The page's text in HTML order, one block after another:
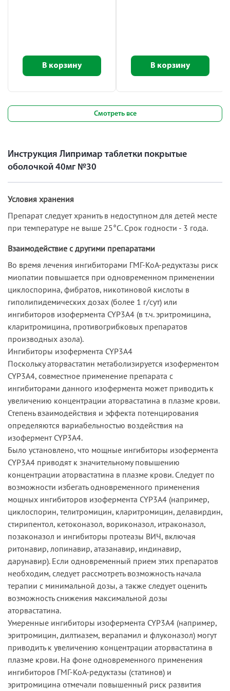
В корзину В корзину
Смотреть все
Инструкция Липримар таблетки покрытые
оболочкой 40мг №30
Условия хранения
Препарат следует хранить в недоступном для детей месте
при температуре не выше 25°С. Срок годности - 3 года.
Взаимодействие с другими препаратами
Во время лечения ингибиторами ГМГ-КоА-редуктазы риск
миопатии повышается при одновременном применении
циклоспорина, фибратов, никотиновой кислоты в
гиполипидемических дозах (более 1 г/сут) или
ингибиторов изофермента CYP3A4 (в т.ч. эритромицина,
кларитромицина, противогрибковых препаратов
производных азола).
Ингибиторы изофермента CYP3A4
Поскольку аторвастатин метаболизируется изоферментом
CYP3A4, совместное применение препарата с
ингибиторами данного изофермента может приводить к
увеличению концентрации аторвастатина в плазме крови.
Степень взаимодействия и эффекта потенцирования
определяются вариабельностью воздействия на
изофермент CYP3A4.
Было установлено, что мощные ингибиторы изофермента
CYP3A4 приводят к значительному повышению
концентрации аторвастатина в плазме крови. Следует по
возможности избегать одновременного применения
мощных ингибиторов изофермента CYP3A4 (например,
циклоспорин, телитромицин, кларитромицин, делавирдин,
стирипентол, кетоконазол, вориконазол, итраконазол,
позаконазол и ингибиторы протеазы ВИЧ, включая
ритонавир, лопинавир, атазанавир, индинавир,
дарунавир). Если одновременный прием этих препаратов
необходим, следует рассмотреть возможность начала
терапии с минимальной дозы, а также следует оценить
возможность снижения максимальной дозы
аторвастатина.
Умеренные ингибиторы изофермента CYP3A4 (например,
эритромицин, дилтиазем, верапамил и флуконазол) могут
приводить к увеличению концентрации аторвастатина в
плазме крови. На фоне одновременного применения
ингибиторов ГМГ-КоА-редуктазы (статинов) и
эритромицина отмечали повышенный риск развития